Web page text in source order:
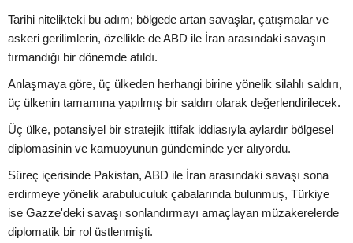
Tarihi nitelikteki bu adım; bölgede artan savaşlar, çatışmalar ve
askeri gerilimlerin, özellikle de ABD ile İran arasındaki savaşın
tırmandığı bir dönemde atıldı.
Anlaşmaya göre, üç ülkeden herhangi birine yönelik silahlı saldırı,
üç ülkenin tamamına yapılmış bir saldırı olarak değerlendirilecek.
Üç ülke, potansiyel bir stratejik ittifak iddiasıyla aylardır bölgesel
diplomasinin ve kamuoyunun gündeminde yer alıyordu.
Süreç içerisinde Pakistan, ABD ile İran arasındaki savaşı sona
erdirmeye yönelik arabuluculuk çabalarında bulunmuş, Türkiye
ise Gazze'deki savaşı sonlandırmayı amaçlayan müzakerelerde
diplomatik bir rol üstlenmişti.